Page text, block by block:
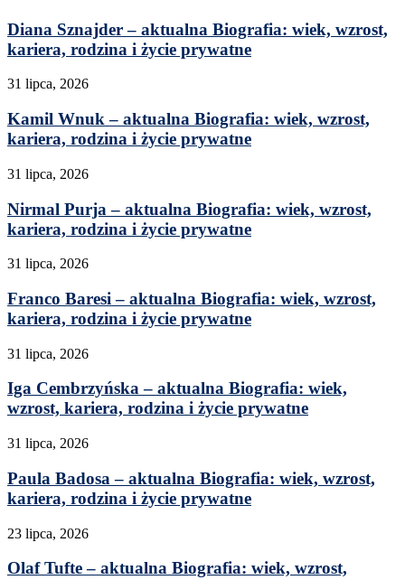
Diana Sznajder – aktualna Biografia: wiek, wzrost,
kariera, rodzina i życie prywatne
31 lipca, 2026
Kamil Wnuk – aktualna Biografia: wiek, wzrost,
kariera, rodzina i życie prywatne
31 lipca, 2026
Nirmal Purja – aktualna Biografia: wiek, wzrost,
kariera, rodzina i życie prywatne
31 lipca, 2026
Franco Baresi – aktualna Biografia: wiek, wzrost,
kariera, rodzina i życie prywatne
31 lipca, 2026
Iga Cembrzyńska – aktualna Biografia: wiek,
wzrost, kariera, rodzina i życie prywatne
31 lipca, 2026
Paula Badosa – aktualna Biografia: wiek, wzrost,
kariera, rodzina i życie prywatne
23 lipca, 2026
Olaf Tufte – aktualna Biografia: wiek, wzrost,